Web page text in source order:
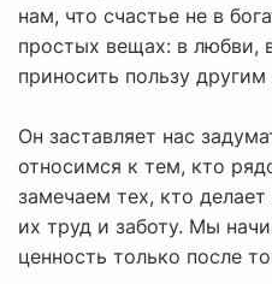
нам, что счастье не в
простых вещах: в любви,
приносить пользу
Он заставляет нас
относимся к тем, кто
замечаем тех, кто
их труд и заботу. Мы
ценность только после